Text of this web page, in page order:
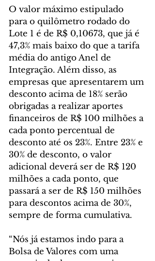
O valor máximo estipulado
para o quilômetro rodado do
Lote 1 é de R$ 0,10673, que já é
47,3% mais baixo do que a tarifa
média do antigo Anel de
Integração. Além disso, as
empresas que apresentarem um
desconto acima de 18% serão
obrigadas a realizar aportes
financeiros de R$ 100 milhões a
cada ponto percentual de
desconto até os 23%. Entre 23% e
30% de desconto, o valor
adicional deverá ser de R$ 120
milhões a cada ponto, que
passará a ser de R$ 150 milhões
para descontos acima de 30%,
sempre de forma cumulativa.
“Nós já estamos indo para a
Bolsa de Valores com uma